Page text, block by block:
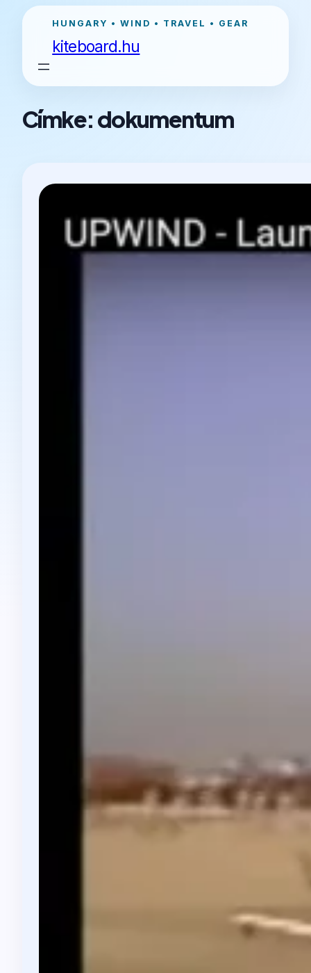
Ugrás
tartalomhoz
HUNGARY • WIND • TRAVEL • GEAR
kiteboard.hu
Címke: dokumentum